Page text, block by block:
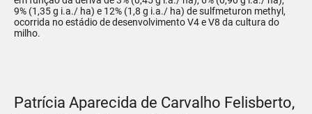
9% (1,35 g i.a./ ha) e 12% (1,8 g i.a./ ha) de sulfmeturon methyl,
ocorrida no estádio de desenvolvimento V4 e V8 da cultura do
milho.
Patrícia Aparecida de Carvalho Felisberto,